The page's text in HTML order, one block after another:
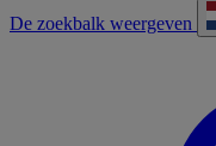
De zoekbalk weergeven